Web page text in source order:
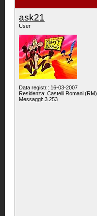
ask21
User
Data registr.: 16-03-2007
Residenza: Castelli Romani (RM)
Messaggi: 3.253